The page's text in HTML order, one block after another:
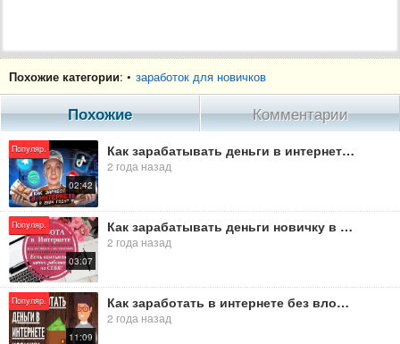
Похожие категории: • заработок для новичков
Похожие Комментарии
Популяр.
02:42
Как зарабатывать деньги в интернете новичку в 2024 году
2 года назад
Популяр.
03:07
Как зарабатывать деньги новичку в Интернете в 2024 году
2 года назад
Популяр.
11:09
Как заработать в интернете без вложений новичку в 2024 году - простой способ зарабатывать деньги.
2 года назад